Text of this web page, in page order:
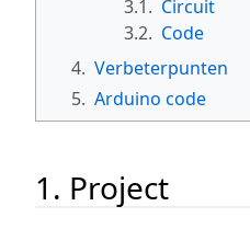
3.1. Circuit
3.2. Code
4. Verbeterpunten
5. Arduino code
1. Project